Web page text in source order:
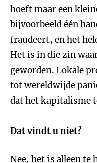
hoeft maar een
bijvoorbeeld één
fraudeert, en het
Het is in die zin
geworden. Lokale
tot wereldwijde
dat het kapitalisme
Dat vindt u niet?
Nee, het is alleen te